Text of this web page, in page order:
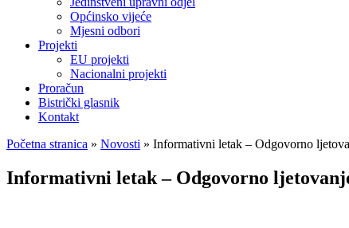
Općinsko vijeće
Mjesni odbori
Projekti
EU projekti
Nacionalni projekti
Proračun
Bistrički glasnik
Kontakt
Početna stranica » Novosti » Informativni letak – Odgovorno
Informativni letak – Odgovorno